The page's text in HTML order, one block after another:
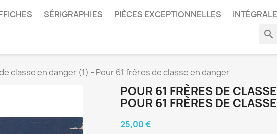
SÉRIGRAPHIES PIÈCES EXCEPTIONNELLES INTÉGRALE
search
classe en danger (1) - Pour 61 frères de classe en danger
POUR 61 FRÈRES DE
POUR 61 FRÈRES DE
25,00 €